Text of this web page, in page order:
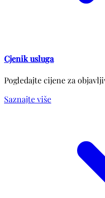
Cjenik usluga
Pogledajte cijene za
Saznajte više